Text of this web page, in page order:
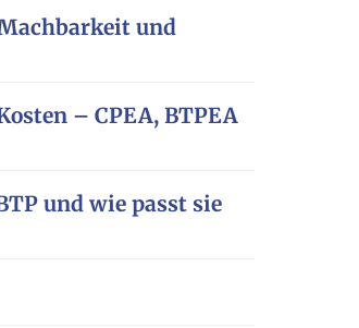
und
– CPEA, BTPEA
und wie passt sie